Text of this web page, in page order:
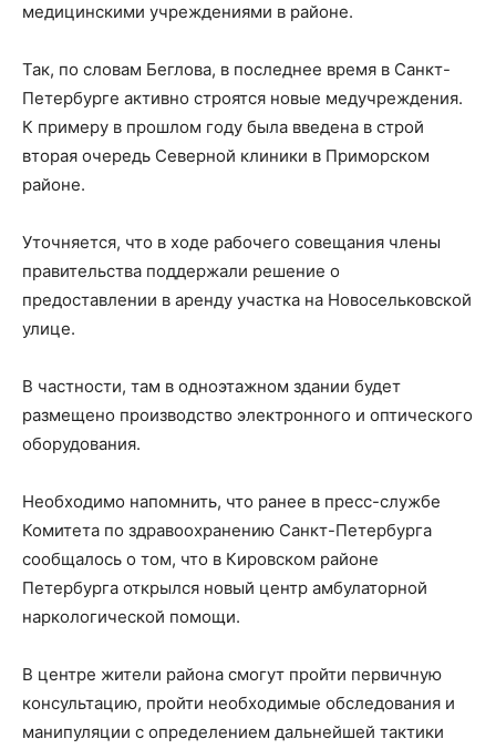
медицинскими учреждениями в районе.
Так, по словам Беглова, в последнее время в Санкт-
Петербурге активно строятся новые медучреждения.
К примеру в прошлом году была введена в строй
вторая очередь Северной клиники в Приморском
районе.
Уточняется, что в ходе рабочего совещания члены
правительства поддержали решение о
предоставлении в аренду участка на Новосельковской
улице.
В частности, там в одноэтажном здании будет
размещено производство электронного и оптического
оборудования.
Необходимо напомнить, что ранее в пресс-службе
Комитета по здравоохранению Санкт-Петербурга
сообщалось о том, что в Кировском районе
Петербурга открылся новый центр амбулаторной
наркологической помощи.
В центре жители района смогут пройти первичную
консультацию, пройти необходимые обследования и
манипуляции с определением дальнейшей тактики